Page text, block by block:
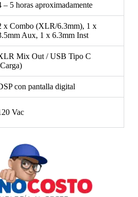
– 5 horas aproximadamente
x Combo (XLR/6.3mm), 1 x
Aux, 1 x 6.3mm Inst
Mix Out / USB Tipo C
con pantalla digital
Vac